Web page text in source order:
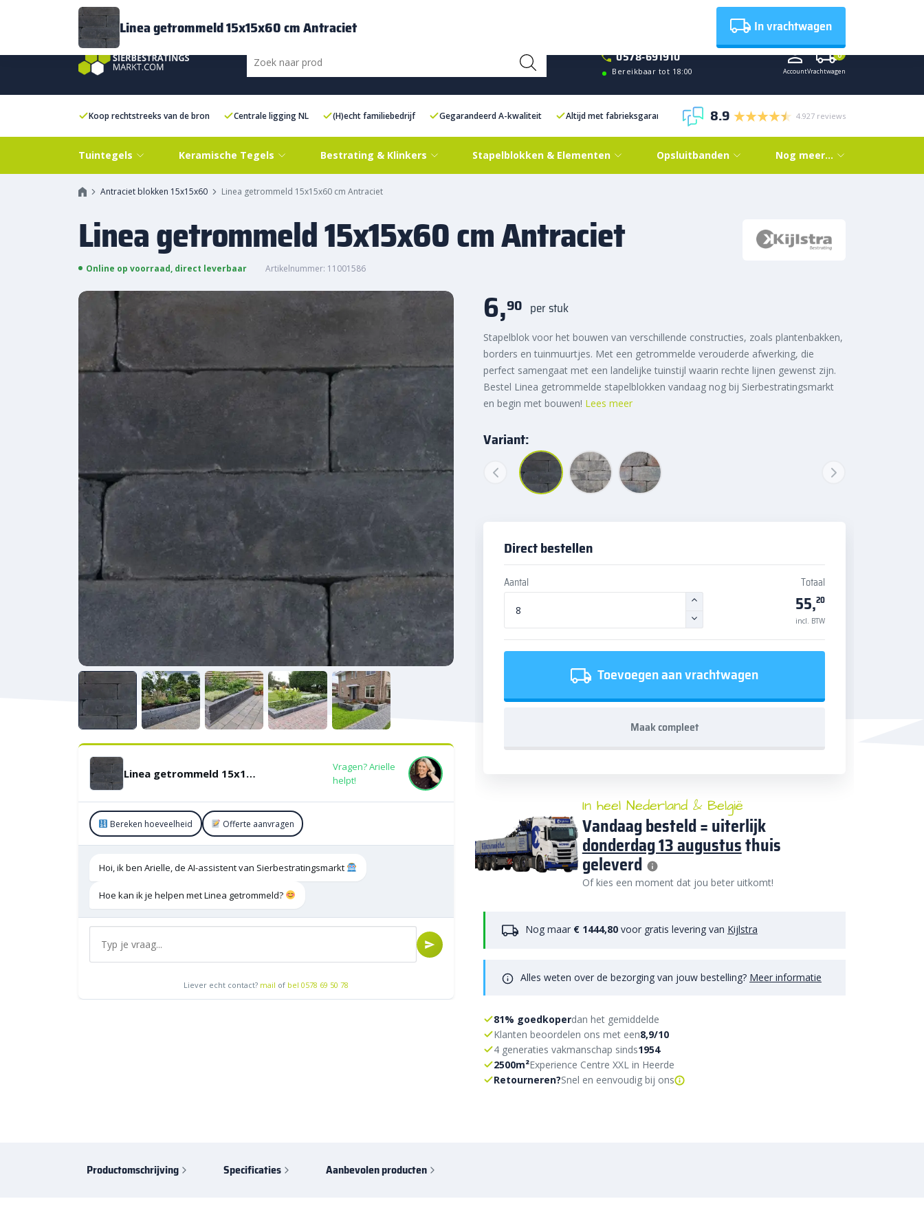
Bezorging
0578-691910
Bereikbaar tot 18:00 AccountVrachtwagen
0
Koop rechtstreeks van de bron Centrale ligging NL (H)echt familiebedrijf Gegarandeerd A-kwaliteit Altijd met fabrieksgarantie 8.9 4.927 reviews
Tuintegels Keramische Tegels Bestrating & Klinkers Stapelblokken & Elementen Opsluitbanden Nog meer…
Antraciet blokken 15x15x60 Linea getrommeld 15x15x60 cm Antraciet
Linea getrommeld 15x15x60 cm Antraciet
Online op voorraad, direct leverbaar Artikelnummer: 11001586
Linea getrommeld 15x15x60 cm Antraciet
Vragen? Arielle
helpt!
Bereken hoeveelheid Offerte aanvragen
Hoi, ik ben Arielle, de AI-assistent van Sierbestratingsmarkt
Hoe kan ik je helpen met Linea getrommeld?
Liever echt contact? mail of bel 0578 69 50 78
6,90 per stuk
Stapelblok voor het bouwen van verschillende constructies, zoals plantenbakken,
borders en tuinmuurtjes. Met een getrommelde verouderde afwerking, die
perfect samengaat met een landelijke tuinstijl waarin rechte lijnen gewenst zijn.
Bestel Linea getrommelde stapelblokken vandaag nog bij Sierbestratingsmarkt
en begin met bouwen! Lees meer
Variant:
Direct bestellen
Aantal Totaal
55,20
incl. BTW
Toevoegen aan vrachtwagen
Maak compleet
In heel Nederland & België
Vandaag besteld = uiterlijk
donderdag 13 augustusthuis
geleverd
Of kies een moment dat jou beter uitkomt!
Nog maar € 1444,80 voor gratis levering van Kijlstra
Alles weten over de bezorging van jouw bestelling? Meer informatie
81% goedkoperdan het gemiddelde
Klanten beoordelen ons met een8,9/10
4 generaties vakmanschap sinds1954
2500m²Experience Centre XXL in Heerde
Retourneren?Snel en eenvoudig bij ons
Productomschrijving Specificaties Aanbevolen producten
Linea getrommeld 15x15x60 cm Antraciet In vrachtwagen